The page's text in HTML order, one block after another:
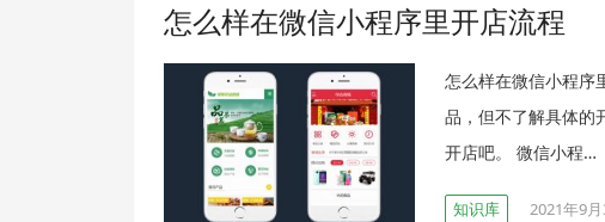
怎么样在微信小程序里开店流程
怎么样在微信小程序
品，但不了解具体的
开店吧。 微信小程…
知识库 2021年9月